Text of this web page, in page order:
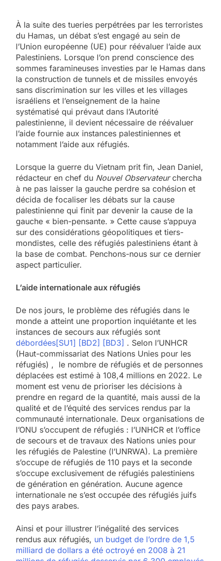
À la suite des tueries perpétrées par les terroristes
du Hamas, un débat s’est engagé au sein de
l’Union européenne (UE) pour réévaluer l’aide aux
Palestiniens. Lorsque l’on prend conscience des
sommes faramineuses investies par le Hamas dans
la construction de tunnels et de missiles envoyés
sans discrimination sur les villes et les villages
israéliens et l’enseignement de la haine
systématisé qui prévaut dans l’Autorité
palestinienne, il devient nécessaire de réévaluer
l’aide fournie aux instances palestiniennes et
notamment l’aide aux réfugiés.
Lorsque la guerre du Vietnam prit fin, Jean Daniel,
rédacteur en chef du Nouvel Observateurchercha
à ne pas laisser la gauche perdre sa cohésion et
décida de focaliser les débats sur la cause
palestinienne qui finit par devenir la cause de la
gauche « bien-pensante. » Cette cause s’appuya
sur des considérations géopolitiques et tiers-
mondistes, celle des réfugiés palestiniens étant à
la base de combat. Penchons-nous sur ce dernier
aspect particulier.
L’aide internationale aux réfugiés
De nos jours, le problème des réfugiés dans le
monde a atteint une proportion inquiétante et les
instances de secours aux réfugiés sont
débordées[SU1] [BD2] [BD3] . Selon l’UNHCR
(Haut-commissariat des Nations Unies pour les
réfugiés) , le nombre de réfugiés et de personnes
déplacées est estimé à 108,4 millions en 2022. Le
moment est venu de prioriser les décisions à
prendre en regard de la quantité, mais aussi de la
qualité et de l’équité des services rendus par la
communauté internationale. Deux organisations de
l’ONU s’occupent de réfugiés : l’UNHCR et l’office
de secours et de travaux des Nations unies pour
les réfugiés de Palestine (l’UNRWA). La première
s’occupe de réfugiés de 110 pays et la seconde
s’occupe exclusivement de réfugiés palestiniens
de génération en génération. Aucune agence
internationale ne s’est occupée des réfugiés juifs
des pays arabes.
Ainsi et pour illustrer l’inégalité des services
rendus aux réfugiés, un budget de l’ordre de 1,5
milliard de dollars a été octroyé en 2008 à 21